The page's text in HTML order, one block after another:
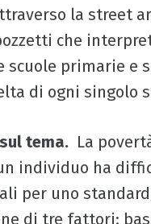
la street
che
primarie e
di ogni singolo
tema. La
individuo ha
per uno
di tre fattori: